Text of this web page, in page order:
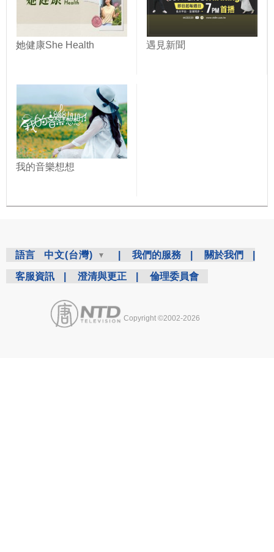
她健康She Health 遇見新聞
我的音樂想想
語言 中文(台灣) 我們的服務 關於我們
客服資訊 澄清與更正 倫理委員會
Copyright ©2002-2026